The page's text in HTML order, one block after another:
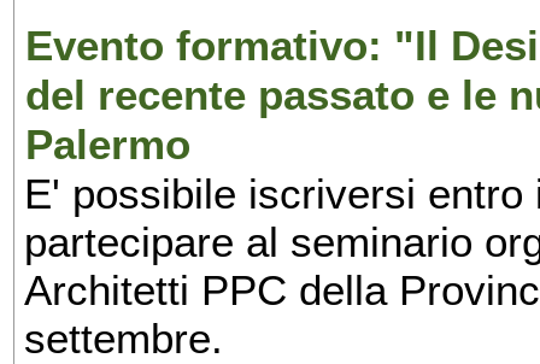
Evento formativo: "Il
del recente passato e le
Palermo
E' possibile iscriversi
partecipare al seminario
Architetti PPC della
settembre.